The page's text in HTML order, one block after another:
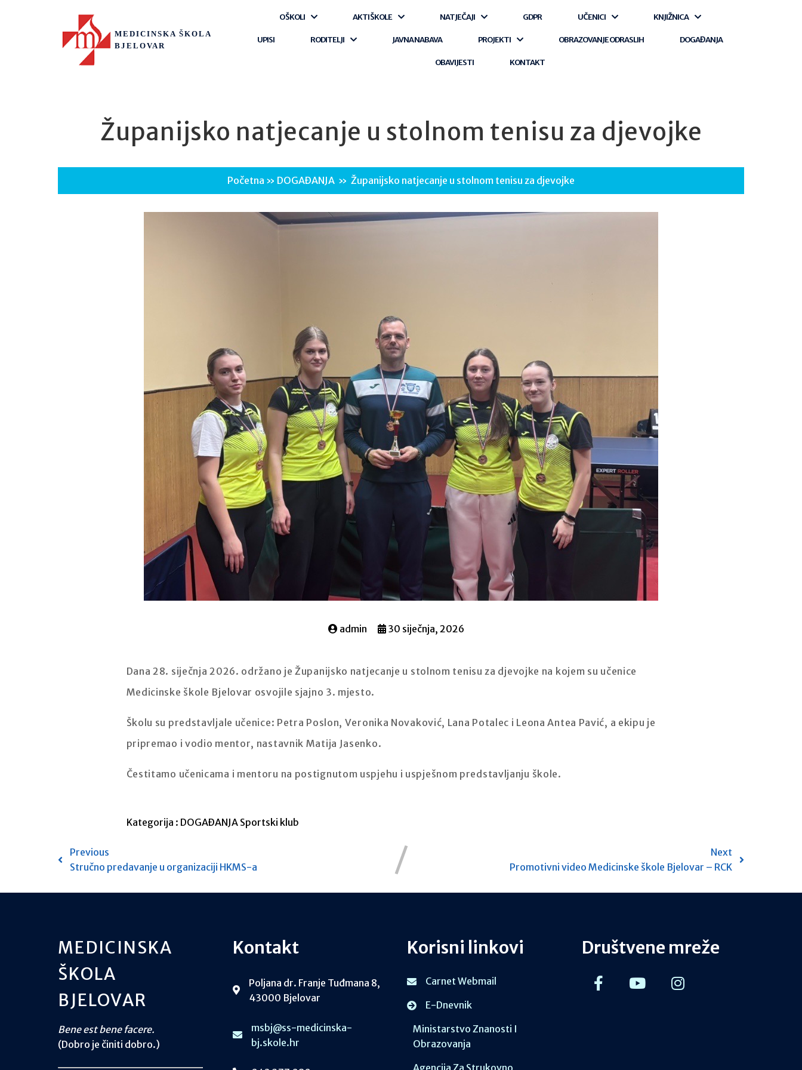
MEDICINSKA ŠKOLA
BJELOVAR
O ŠKOLI AKTI ŠKOLE NATJEČAJI GDPR UČENICI KNJIŽNICA
UPISI RODITELJI JAVNA NABAVA PROJEKTI OBRAZOVANJE ODRASLIH DOGAĐANJA
OBAVIJESTI KONTAKT
Županijsko natjecanje u stolnom tenisu za djevojke
Početna » DOGAĐANJA » Županijsko natjecanje u stolnom tenisu za djevojke
admin 30 siječnja, 2026
Dana 28. siječnja 2026. održano je Županijsko natjecanje u stolnom tenisu za djevojke na kojem su učenice
Medicinske škole Bjelovar osvojile sjajno 3. mjesto.
Školu su predstavljale učenice: Petra Poslon, Veronika Novaković, Lana Potalec i Leona Antea Pavić, a ekipu je
pripremao i vodio mentor, nastavnik Matija Jasenko.
Čestitamo učenicama i mentoru na postignutom uspjehu i uspješnom predstavljanju škole.
Kategorija : DOGAĐANJA Sportski klub
Previous
Stručno predavanje u organizaciji HKMS-a
Next
Promotivni video Medicinske škole Bjelovar – RCK
MEDICINSKA
ŠKOLA
BJELOVAR
Bene est bene facere.
(Dobro je činiti dobro.)
Kontakt
Poljana dr. Franje Tuđmana 8,
43000 Bjelovar
msbj@ss-medicinska-
bj.skole.hr
Korisni linkovi
Carnet Webmail
E-Dnevnik
Ministarstvo Znanosti I
Obrazovanja
Društvene mreže